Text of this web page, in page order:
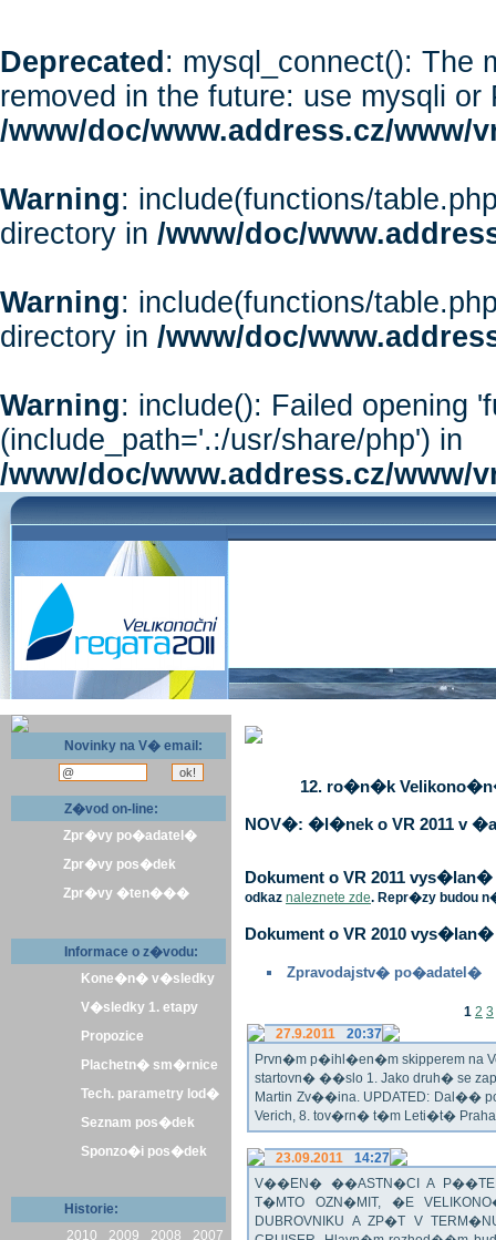
Deprecated : mysql_connect(): The
removed in the future: use mysqli or
/www/doc/www.address.cz/www/
Warning: include(functions/
directory in /www/doc/
Warning: include(functions/
directory in /www/doc/
Warning: include(): Failed opening
(include_path='.:/usr/share/php') in
/www/doc/www.address.cz/www/
Novinky na V� email:
Z�vod on-line:
Zpr�vy po�adatel�
Zpr�vy pos�dek
Zpr�vy �ten���
Informace o z�vodu:
Kone�n� v�sledky
V�sledky 1. etapy
Propozice
Plachetn� sm�rnice
Tech. parametry lod�
Seznam pos�dek
Sponzo�i pos�dek
Historie:
2010
2009 2008
2007
12. ro�n�k
NOV�: �l�nek o VR 2011 v
Dokument o VR 2011
odkaz naleznete zde. Repr�zy budou
Dokument o VR 2010
Zpravodajstv� po�adatel�
1 2 3
27.9.2011
20:37
Prvn�m p�ihl�en�m skipperem na
startovn� ��slo 1. Jako druh� se
Martin Zv��ina. UPDATED: Dal��
Verich, 8. tov�rn� t�m Leti�t� Praha
23.09.2011
14:27
V��EN� ��ASTN�CI A
T�MTO OZN�MIT, �E
DUBROVNIKU A ZP�T V